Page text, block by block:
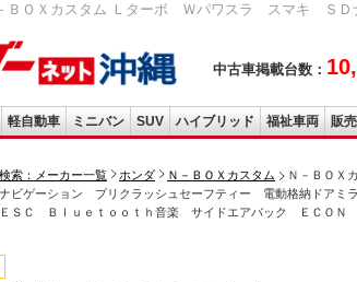
ＢＯＸカスタム Ｌターボ Ｗパワスラ スマキ Ｓ
中古車掲載台数：
軽自動車 ミニバン SUV ハイブリッド 福祉車両 販
索：メーカー一覧 ホンダ Ｎ－ＢＯＸカスタム
Ｎ－ＢＯＸ
ゲーション プリクラッシュセーフティー 電動格納ドアミ
ＳＣ Ｂｌｕｅｔｏｏｔｈ音楽 サイドエアバック ＥＣＯＮ